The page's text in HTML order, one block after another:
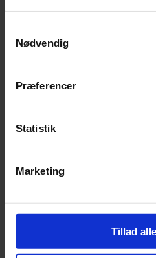
Nødvendig
Præferencer
Statistik
Marketing
Tillad
En nyudgivet biografi om den